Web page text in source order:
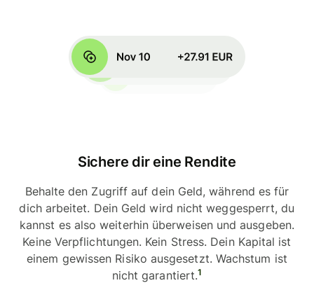
Sichere dir eine Rendite
Behalte den Zugriff auf dein Geld, während es für
dich arbeitet. Dein Geld wird nicht weggesperrt, du
kannst es also weiterhin überweisen und ausgeben.
Keine Verpflichtungen. Kein Stress. Dein Kapital ist
einem gewissen Risiko ausgesetzt. Wachstum ist
nicht garantiert.1